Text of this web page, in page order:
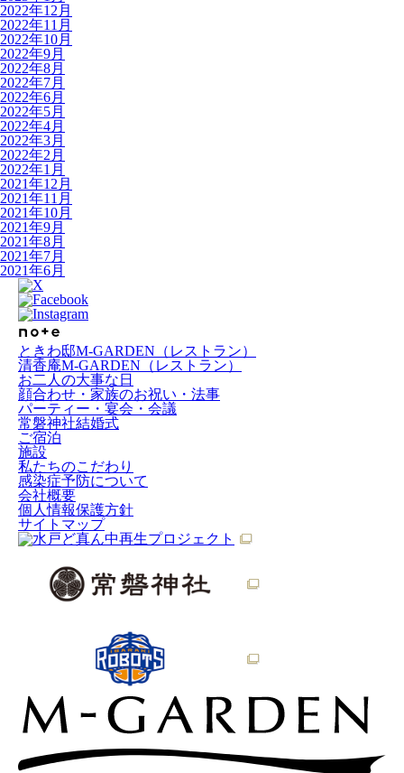
2022年12月
2022年11月
2022年10月
2022年9月
2022年8月
2022年7月
2022年6月
2022年5月
2022年4月
2022年3月
2022年2月
2022年1月
2021年12月
2021年11月
2021年10月
2021年9月
2021年8月
2021年7月
2021年6月
ときわ邸M-GARDEN （レストラン）
清香庵M-GARDEN （レストラン）
お二人の大事な日
顔合わせ・家族のお祝い・法事
パーティー・宴会・会議
常磐神社結婚式
ご宿泊
施設
私たちのこだわり
感染症予防について
会社概要
個人情報保護方針
サイトマップ